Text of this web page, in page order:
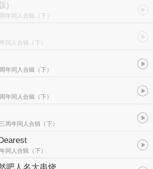
)
年同人合辑（下）
同人合辑（下）
年同人合辑（下）
年同人合辑（下）
周年同人合辑（下）
同人合辑（下）